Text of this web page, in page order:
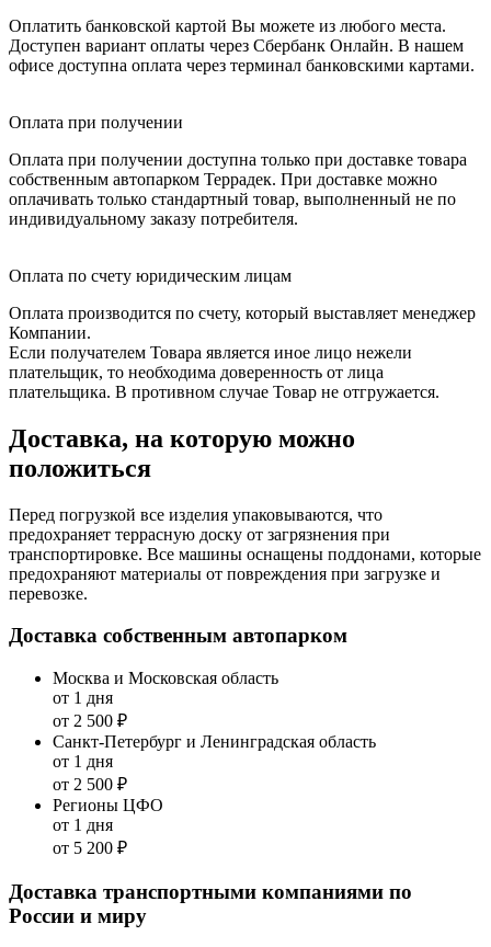
Оплатить банковской картой Вы можете из любого места.
Доступен вариант оплаты через Сбербанк Онлайн. В нашем
офисе доступна оплата через терминал банковскими картами.
Оплата при получении
Оплата при получении доступна только при доставке товара
собственным автопарком Террадек. При доставке можно
оплачивать только стандартный товар, выполненный не по
индивидуальному заказу потребителя.
Оплата по счету юридическим лицам
Оплата производится по счету, который выставляет менеджер
Компании.
Если получателем Товара является иное лицо нежели
плательщик, то необходима доверенность от лица
плательщика. В противном случае Товар не отгружается.
Доставка, на которую можно
положиться
Перед погрузкой все изделия упаковываются, что
предохраняет террасную доску от загрязнения при
транспортировке. Все машины оснащены поддонами, которые
предохраняют материалы от повреждения при загрузке и
перевозке.
Доставка собственным автопарком
Москва и Московская область
от 1 дня
от 2 500 ₽
Санкт-Петербург и Ленинградская область
от 1 дня
от 2 500 ₽
Регионы ЦФО
от 1 дня
от 5 200 ₽
Доставка транспортными компаниями по
России и миру